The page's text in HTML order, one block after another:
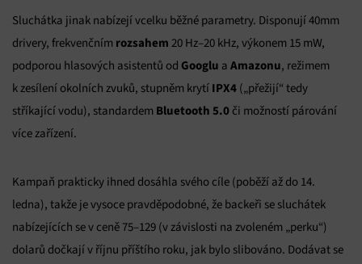
Sluchátka jinak nabízejí vcelku běžné parametry. Disponují 40mm
drivery, frekvenčním rozsahem 20 Hz–20 kHz, výkonem 15 mW,
podporou hlasových asistentů od Googlu a Amazonu, režimem
k zesílení okolních zvuků, stupněm krytí IPX4 („přežijí“ tedy
stříkající vodu), standardem Bluetooth 5.0 či možností párování
více zařízení.
Kampaň prakticky ihned dosáhla svého cíle (poběží až do 14.
ledna), takže je vysoce pravděpodobné, že backeři se sluchátek
nabízejících se v ceně 75–129 (v závislosti na zvoleném „perku“)
dolarů dočkají v říjnu příštího roku, jak bylo slibováno. Dodávat se